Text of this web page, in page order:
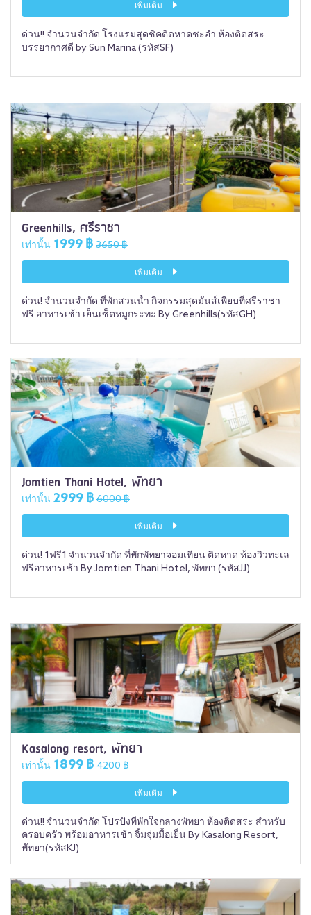
เพิ่มเติม
ด่วน!! จำนวนจำกัด โรงแรมสุดชิคติดหาดชะอำ ห้องติดสระ
บรรยากาศดี by Sun Marina (รหัสSF)
Greenhills, ศรีราชา
เท่านั้น 1999 ฿ 3650 ฿
เพิ่มเติม
ด่วน! จำนวนจำกัด ที่พักสวนน้ำ กิจกรรมสุดมันส์เพียบที่ศรีราชา
ฟรี อาหารเช้า เย็นเซ็ตหมูกระทะ By Greenhills(รหัสGH)
Jomtien Thani Hotel, พัทยา
เท่านั้น 2999 ฿ 6000 ฿
เพิ่มเติม
ด่วน! 1ฟรี1 จำนวนจำกัด ที่พักพัทยาจอมเทียน ติดหาด ห้องวิวทะเล
ฟรีอาหารเช้า By Jomtien Thani Hotel, พัทยา (รหัสJJ)
Kasalong resort, พัทยา
เท่านั้น 1899 ฿ 4200 ฿
เพิ่มเติม
ด่วน!! จำนวนจำกัด โปรปังที่พักใจกลางพัทยา ห้องติดสระ สำหรับ
ครอบครัว พร้อมอาหารเช้า จิ้มจุ่มมื้อเย็น By Kasalong Resort,
พัทยา(รหัสKJ)